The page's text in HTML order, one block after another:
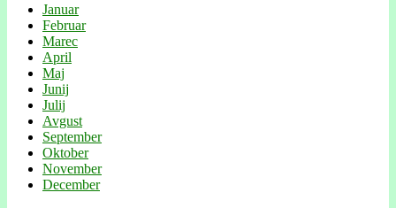
Januar
Februar
Marec
April
Maj
Junij
Julij
Avgust
September
Oktober
November
December